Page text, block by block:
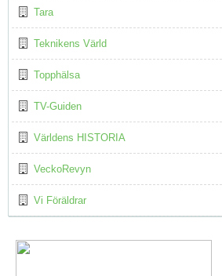
Tara
Teknikens Värld
Topphälsa
TV-Guiden
Världens HISTORIA
VeckoRevyn
Vi Föräldrar